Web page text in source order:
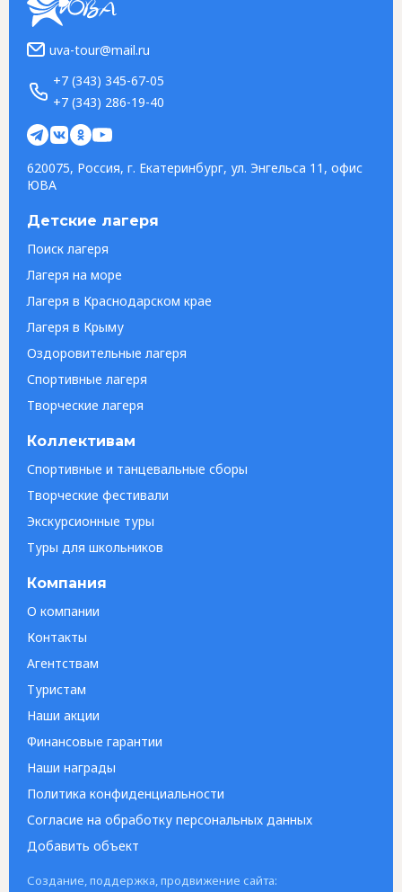
uva-tour@mail.ru
+7 (343) 345-67-05
+7 (343) 286-19-40
620075, Россия, г. Екатеринбург, ул. Энгельса 11, офис
ЮВА
Детские лагеря
Поиск лагеря
Лагеря на море
Лагеря в Краснодарском крае
Лагеря в Крыму
Оздоровительные лагеря
Спортивные лагеря
Творческие лагеря
Коллективам
Спортивные и танцевальные сборы
Творческие фестивали
Экскурсионные туры
Туры для школьников
Компания
О компании
Контакты
Агентствам
Туристам
Наши акции
Финансовые гарантии
Наши награды
Политика конфиденциальности
Согласие на обработку персональных данных
Добавить объект
Создание, поддержка, продвижение сайта: